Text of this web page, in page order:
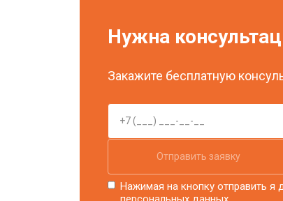
Нужна
Закажите бесплатную
Отправить заявку
Нажимая на кнопку отправить я